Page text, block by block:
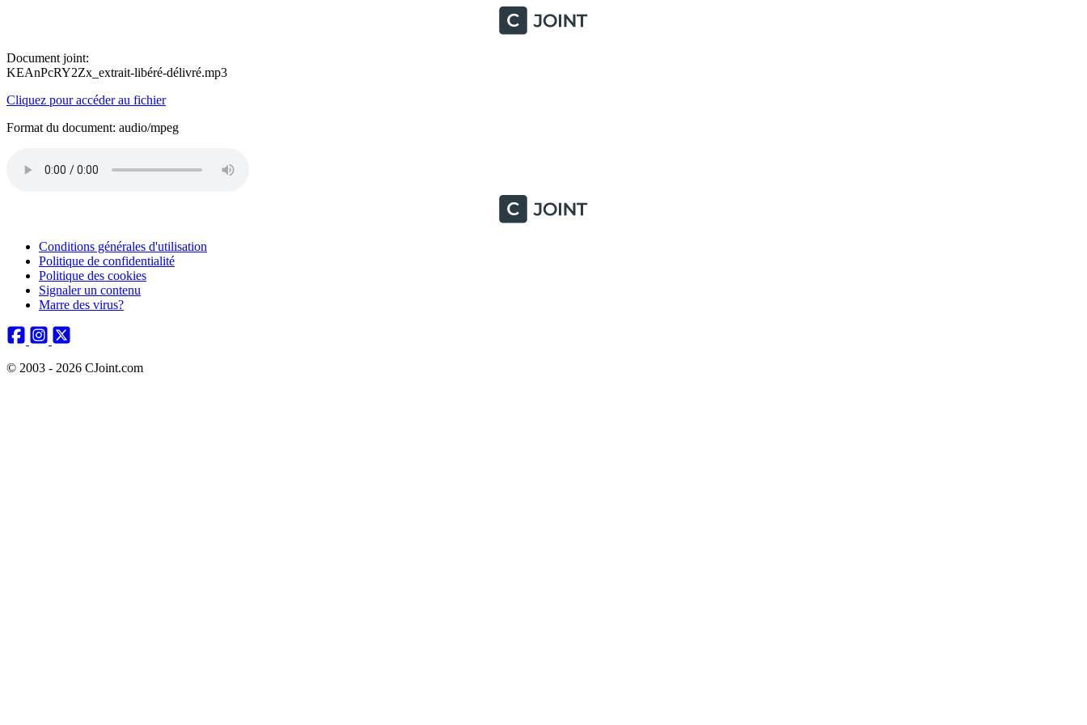
Document joint:
KEAnPcRY2Zx_extrait-libéré-délivré.mp3
Cliquez pour accéder au fichier
Format du document: audio/mpeg
Conditions générales d'utilisation
Politique de confidentialité
Politique des cookies
Signaler un contenu
Marre des virus?
© 2003 - 2026 CJoint.com